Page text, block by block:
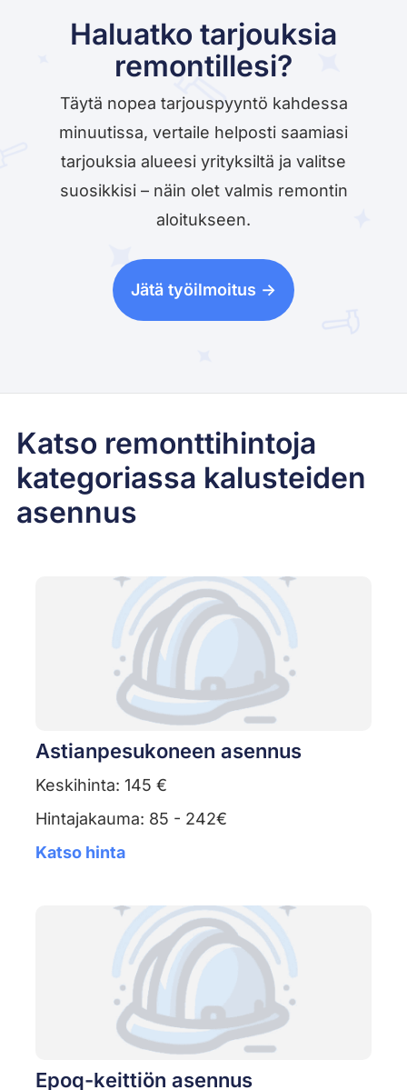
Haluatko tarjouksia
remontillesi?
Täytä nopea tarjouspyyntö kahdessa
minuutissa, vertaile helposti saamiasi
tarjouksia alueesi yrityksiltä ja valitse
suosikkisi – näin olet valmis remontin
aloitukseen.
Jätä työilmoitus ->
Katso remonttihintoja
kategoriassa kalusteiden
asennus
Astianpesukoneen asennus
Keskihinta: 145 €
Hintajakauma: 85 - 242€
Katso hinta
Epoq-keittiön asennus